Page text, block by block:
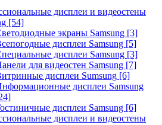
дисплеи и видеостены
[54]
экраны Samsung [3]
дисплеи Samsung [5]
дисплеи Samsung [3]
для видеостен Samsung [7]
дисплеи Sumsung [6]
дисплеи Samsung
дисплеи Samsung [6]
дисплеи и видеостены